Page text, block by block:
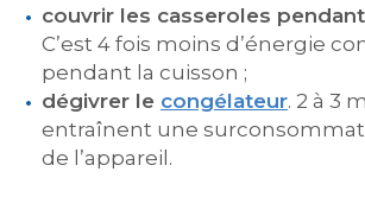
couvrir les casseroles
C’est 4 fois moins d’énergie
pendant la cuisson ;
dégivrer le congélateur. 2 à 3
entraînent une
de l’appareil.